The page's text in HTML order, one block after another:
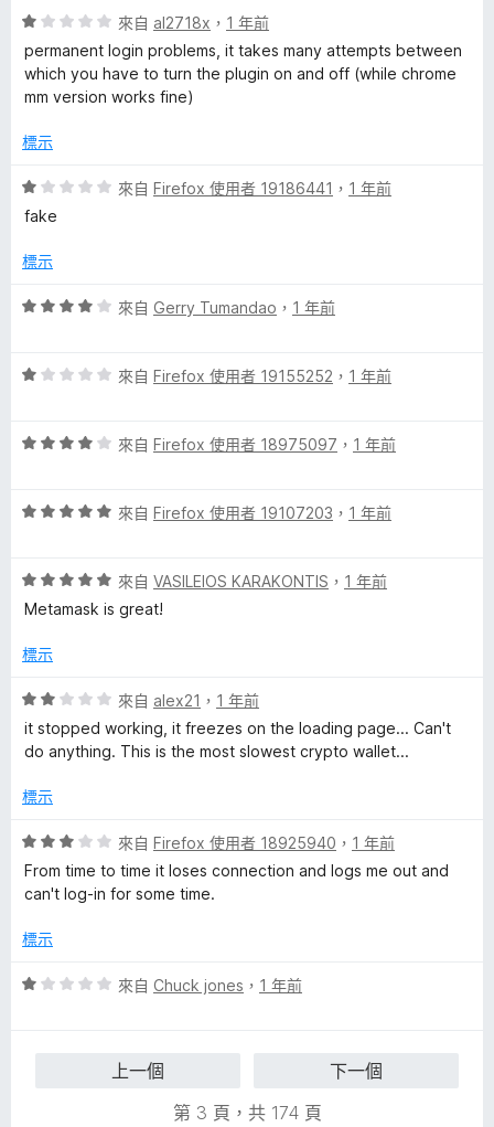
評
價
1
分
滿
5
分
來自 al2718x ， 1 年前
permanent login problems, it takes many attempts between
which you have to turn the plugin on and off (while chrome
mm version works fine)
標示
評
價
分
滿
分
來自 Firefox 使用者 19186441 ， 1 年前
fake
標示
評
分
分
來自 Gerry Tumandao ， 1 年前
評
分
分
來自 Firefox 使用者 19155252 ， 1 年前
評
分
分
5
來自 Firefox 使用者 18975097 ， 1 年前
評
分
，
分
分
來自 Firefox 使用者 19107203 ， 1 年前
評
價
分
滿
分
來自 VASILEIOS KARAKONTIS ， 1 年前
Metamask is great!
標示
評
價
2
，
分
5
來自 alex21 ， 1 年前
it stopped working, it freezes on the loading page... Can't
do anything. This is the most slowest crypto wallet...
標示
評
價
3
，
分
來自 Firefox 使用者 18925940 ， 1 年前
From time to time it loses connection and logs me out and
can't log-in for some time.
標示
評
來自 Chuck jones ， 1 年前
上一個
下一個
第 3 頁，共 174 頁